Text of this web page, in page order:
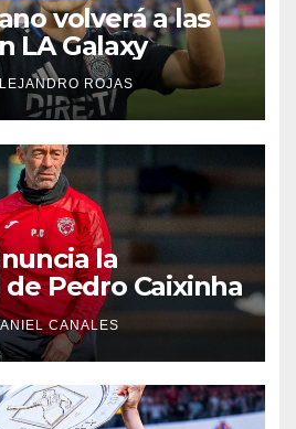
volverá a las
LA Galaxy
ROJAS
la
Pedro Caixinha
CANALES